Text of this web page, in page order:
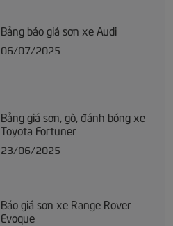
Bảng báo giá sơn xe Audi
06/07/2025
Bảng giá sơn, gò, đánh bóng xe
Toyota Fortuner
23/06/2025
Báo giá sơn xe Range Rover
Evoque